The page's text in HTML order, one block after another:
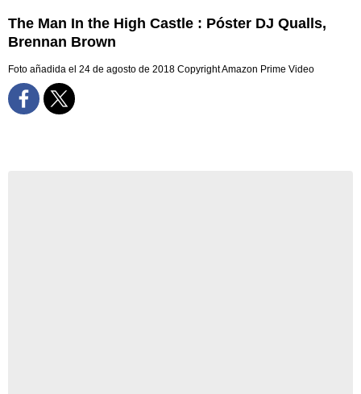
The Man In the High Castle : Póster DJ Qualls,
Brennan Brown
Foto añadida el 24 de agosto de 2018 Copyright Amazon Prime Video